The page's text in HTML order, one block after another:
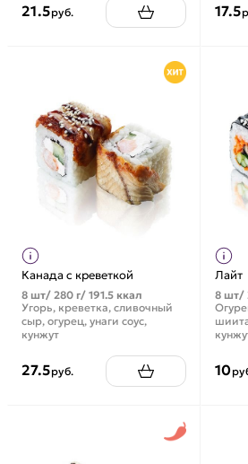
21.5руб. 17.5
Канада с креветкой
8 шт/ 280 г/ 191.5 ккал
Угорь, креветка, сливочный
сыр, огурец, унаги соус,
кунжут
27.5руб.
Лайт
8 шт/
10